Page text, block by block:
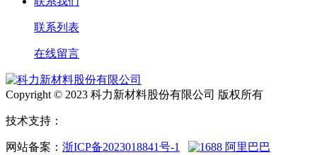
联系列表
在线留言
Copyright © 2023 科力新材料股份有限公司 版权所有
技术支持：
网站备案： 浙ICP备2023018841号-1 阿里巴巴